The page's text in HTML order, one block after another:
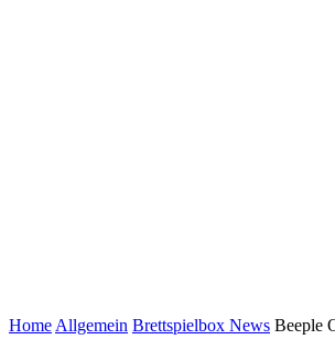
Home Allgemein Brettspielbox News Beeple